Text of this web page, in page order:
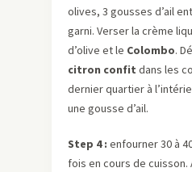
olives, 3 gousses d’ail
garni. Verser la crème
d’olive et le Colombo.
citron confit dans les
dernier quartier à
une gousse d’ail.
Step 4 : enfourner 30 à
fois en cours de